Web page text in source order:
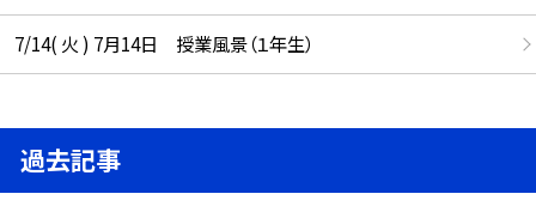
7/14( 火 ) 7月14日 授業風景（１年生）
過去記事